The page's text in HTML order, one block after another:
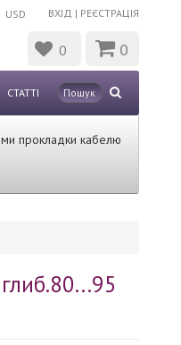
ВХІД | РЕЄСТРАЦІЯ
USD
0 0
СТАТТІ
прокладки кабелю